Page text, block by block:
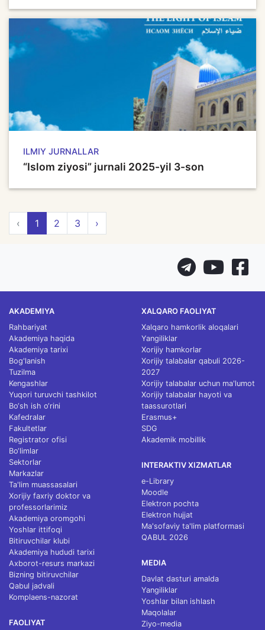
ILMIY JURNALLAR
“Islom ziyosi” jurnali 2025-yil 3-son
‹ 1 2 3 ›
AKADEMIYA
Rahbariyat
Akademiya haqida
Akademiya tarixi
Bog'lanish
Tuzilma
Kengashlar
Yuqori turuvchi tashkilot
Bo‘sh ish o‘rini
Kafedralar
Fakultetlar
Registrator ofisi
Bo‘limlar
Sektorlar
Markazlar
Ta'lim muassasalari
Xorijiy faxriy doktor va
professorlarimiz
Akademiya oromgohi
Yoshlar ittifoqi
Bitiruvchilar klubi
Akademiya hududi tarixi
Axborot-resurs markazi
Bizning bitiruvchilar
Qabul jadvali
Komplaens-nazorat
FAOLIYAT
XALQARO FAOLIYAT
Xalqaro hamkorlik aloqalari
Yangiliklar
Xorijiy hamkorlar
Xorijiy talabalar qabuli 2026-
2027
Xorijiy talabalar uchun ma'lumot
Xorijiy talabalar hayoti va
taassurotlari
Erasmus+
SDG
Akademik mobillik
INTERAKTIV XIZMATLAR
e-Library
Moodle
Elektron pochta
Elektron hujjat
Ma'sofaviy ta'lim platformasi
QABUL 2026
MEDIA
Davlat dasturi amalda
Yangiliklar
Yoshlar bilan ishlash
Maqolalar
Ziyo-media